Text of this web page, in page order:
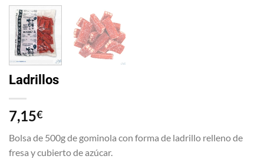
Ladrillos
7,15€
Bolsa de 500g de gominola con forma de ladrillo relleno de
fresa y cubierto de azúcar.